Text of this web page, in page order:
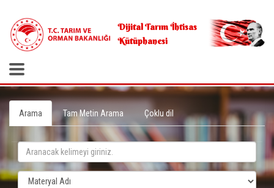
Dijital Tarım İhtisas
Kütüphanesi
Arama Tam Metin Arama Çoklu dil